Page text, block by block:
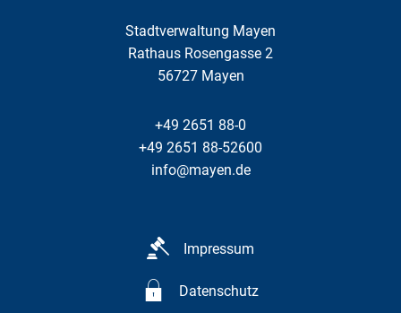
Stadtverwaltung Mayen
Rathaus Rosengasse 2
56727 Mayen
+49 2651 88-0
+49 2651 88-52600
info@mayen.de
Impressum
Datenschutz